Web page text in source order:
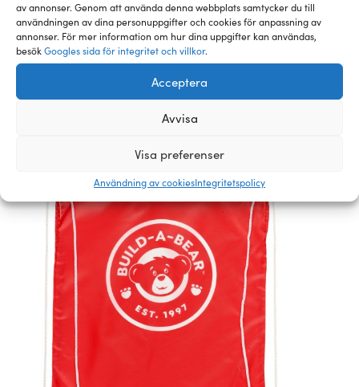
av annonser. Genom att använda denna webbplats samtycker du till
användningen av dina personuppgifter och cookies för anpassning av
annonser. För mer information om hur dina uppgifter kan användas,
besök Googles sida för integritet och villkor.
Acceptera
Avvisa
Visa preferenser
Användning av cookiesIntegritetspolicy
Relaterade pälsklingar och
tillbehör